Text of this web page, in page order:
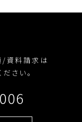
/資料請求は
さい。